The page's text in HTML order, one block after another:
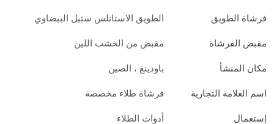
فرشاة الطويق الطويق الاستانلس ستيل البيضاوي
مقبض الفرشاة مقبض من الخشب اللين
مكان المنشأ باودينغ ، الصين
اسم العلامة التجارية فرشاة طلاء مخصصة
إستعمال أدوات الطلاء